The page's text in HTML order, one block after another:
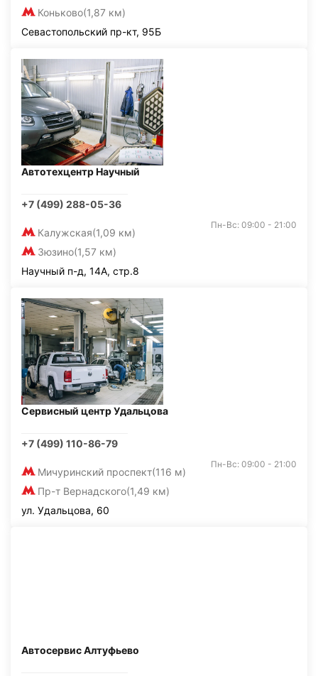
Коньково(1,87 км)
Севастопольский пр-кт, 95Б
Автотехцентр Научный
+7 (499) 288-05-36
Калужская(1,09 км)
Зюзино(1,57 км)
Пн-Вс: 09:00 - 21:00
Научный п-д, 14А, стр.8
Сервисный центр Удальцова
+7 (499) 110-86-79
Мичуринский проспект(116 м)
Пр-т Вернадского(1,49 км)
Пн-Вс: 09:00 - 21:00
ул. Удальцова, 60
Автосервис Алтуфьево